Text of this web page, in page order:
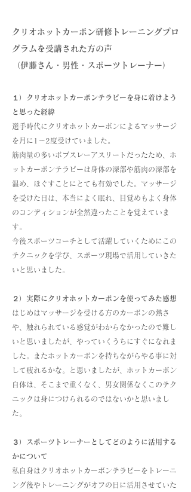
クリオホットカーボン研修トレーニングプロ
グラムを受講された方の声
（伊藤さん・男性・スポーツトレーナー）
１）クリオホットカーボンテラピーを身に着けよう
と思った経緯
選手時代にクリオホットカーボンによるマッサージ
を月に1〜2度受けていました。
筋肉量の多いボブスレーアスリートだったため、ホ
ットカーボンテラピーは身体の深部や筋肉の深部を
温め、ほぐすことにとても有効でした。マッサージ
を受けた日は、本当によく眠れ、目覚めもよく身体
のコンディションが全然違ったことを覚えていま
す。
今後スポーツコーチとして活躍していくためにこの
テクニックを学び、スポーツ現場で活用していきた
いと思いました。
２）実際にクリオホットカーボンを使ってみた感想
はじめはマッサージを受ける方のカーボンの熱さ
や、触れられている感覚がわからなかったので難し
いと思いましたが、やっていくうちにすぐになれま
した。またホットカーボンを持ちながらやる事に対
して疲れるかな。と思いましたが、ホットカーボン
自体は、そこまで重くなく、男女関係なくこのテク
ニックは身につけられるのではないかと思いまし
た。
３）スポーツトレーナーとしてどのように活用する
かについて
私自身はクリオホットカーボンテラピーをトレーニ
ング後やトレーニングがオフの日に活用させていた